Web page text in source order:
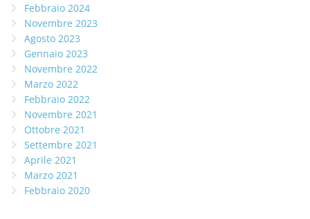
Febbraio 2024
Novembre 2023
Agosto 2023
Gennaio 2023
Novembre 2022
Marzo 2022
Febbraio 2022
Novembre 2021
Ottobre 2021
Settembre 2021
Aprile 2021
Marzo 2021
Febbraio 2020